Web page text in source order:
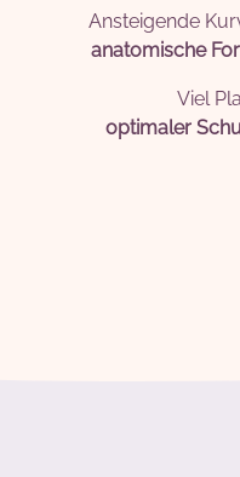
Ansteigende
anatomische
Viel
optimaler